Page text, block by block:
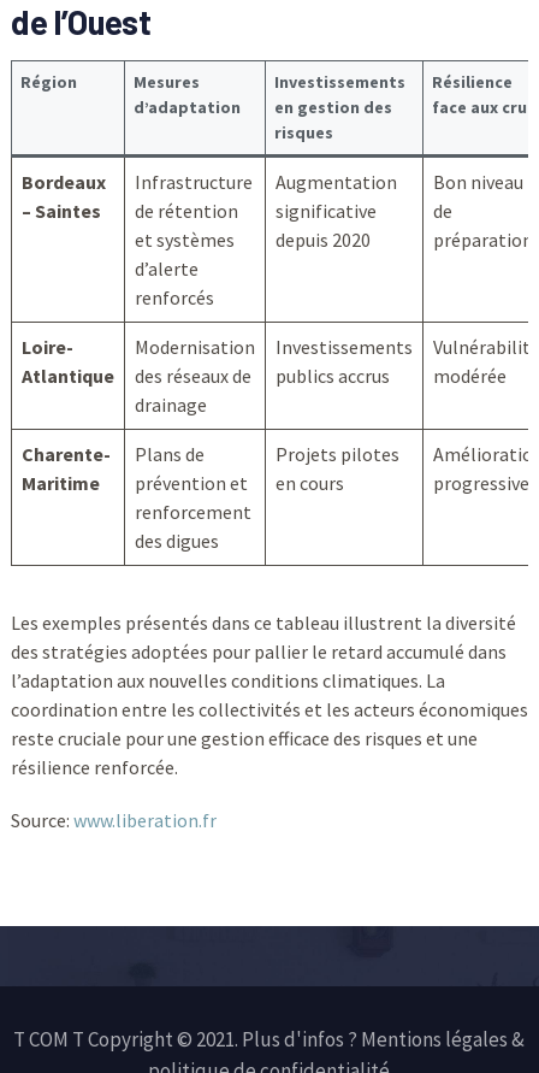
de l’Ouest
Région
Mesures
d’adaptation
Investissements
en gestion des
risques
Résilience
face aux
Bordeaux
– Saintes
Infrastructure
de rétention
et systèmes
d’alerte
renforcés
Augmentation
significative
depuis 2020
Bon niveau
de
préparation
Loire-
Atlantique
Modernisation
des réseaux de
drainage
Investissements
publics accrus
Vulnérabilité
modérée
Charente-
Maritime
Plans de
prévention et
renforcement
des digues
Projets pilotes
en cours
progressive
Les exemples présentés dans ce tableau illustrent la diversité
des stratégies adoptées pour pallier le retard accumulé dans
l’adaptation aux nouvelles conditions climatiques. La
coordination entre les collectivités et les acteurs économiques
reste cruciale pour une gestion efficace des risques et une
résilience renforcée.
Source: www.liberation.fr
T COM T Copyright © 2021. Plus d'infos ? Mentions légales &